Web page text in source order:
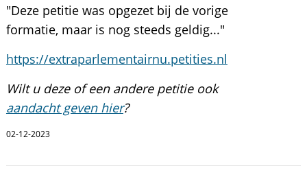
"Deze petitie was opgezet bij de vorige
formatie, maar is nog steeds geldig..."
https://extraparlementairnu.petities.nl
Wilt u deze of een andere petitie ook
aandacht geven hier?
02-12-2023